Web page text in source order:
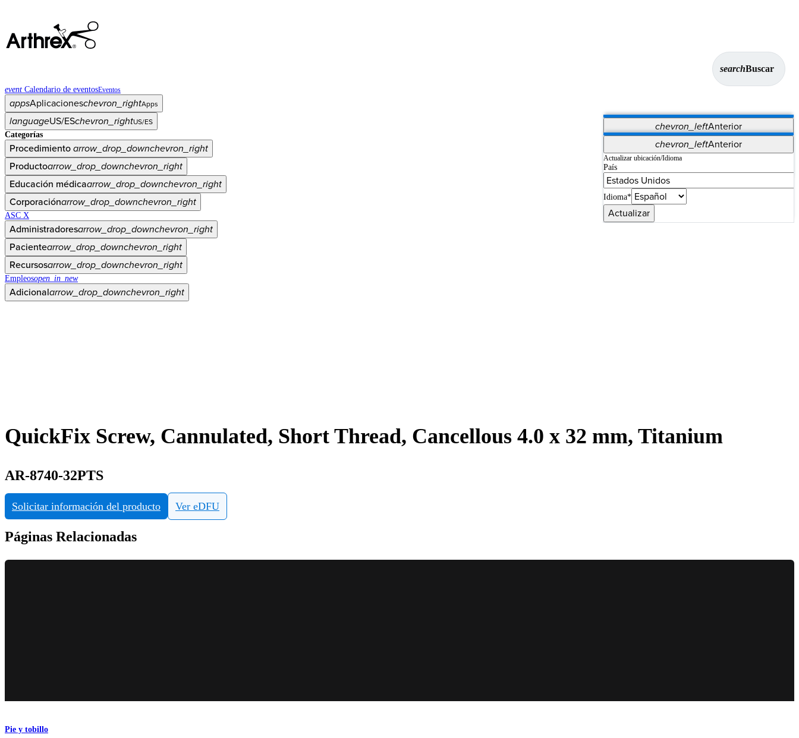
searchBuscar
event Calendario de eventosEventos
appsAplicacioneschevron_rightApps
chevron_leftAnterior
Vet Systems OrthoPedia Patient
Supplier Portal
Synergy Imaging & Resection
languageUS/ESchevron_rightUS/ES
chevron_leftAnterior
Actualizar ubicación/Idioma
País
Idioma*
Actualizar
Categorías
Procedimientoarrow_drop_downchevron_right
Productoarrow_drop_downchevron_right
Educación médicaarrow_drop_downchevron_right
Corporaciónarrow_drop_downchevron_right
ASC X
Administradoresarrow_drop_downchevron_right
Pacientearrow_drop_downchevron_right
Recursosarrow_drop_downchevron_right
Empleosopen_in_new
Adicionalarrow_drop_downchevron_right
QuickFix Screw, Cannulated, Short Thread, Cancellous 4.0 x 32 mm, Titanium
AR-8740-32PTS
Solicitar información del producto Ver eDFU
Páginas Relacionadas
Pie y tobillo